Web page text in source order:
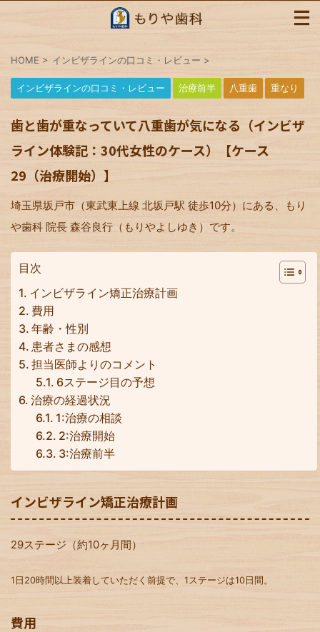
HOME > インビザラインの口コミ・レビュー >
インビザラインの口コミ・レビュー 治療前半 八重歯 重なり
歯と歯が重なっていて八重歯が気になる（インビザ
ライン体験記：30代女性のケース）【ケース
29（治療開始）】
埼玉県坂戸市（東武東上線 北坂戸駅 徒歩10分）にある、もり
や歯科 院長 森谷良行（もりやよしゆき）です。
目次
インビザライン矯正治療計画
費用
年齢・性別
患者さまの感想
担当医師よりのコメント
6ステージ目の予想
治療の経過状況
1:治療の相談
2:治療開始
3:治療前半
インビザライン矯正治療計画
29ステージ（約10ヶ月間）
1日20時間以上装着していただく前提で、1ステージは10日間。
費用